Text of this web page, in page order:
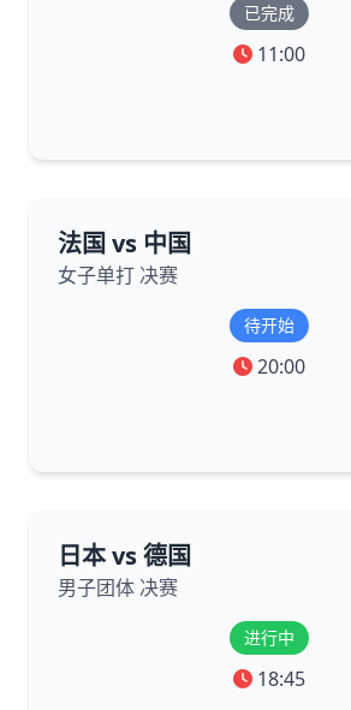
已完成
11:00
法国 vs 中国
女子单打 决赛
待开始
20:00
日本 vs 德国
男子团体 决赛
进行中
18:45